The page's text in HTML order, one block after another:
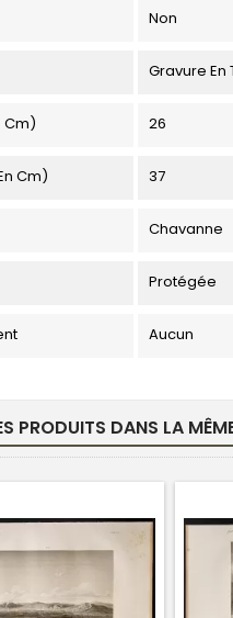
Non
Gravure En
Cm) 26
Cm) 37
Chavanne
Protégée
Aucun
PRODUITS DANS LA